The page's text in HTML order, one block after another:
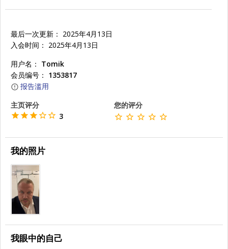
最后一次更新： 2025年4月13日
入会时间： 2025年4月13日
用户名： Tomik
会员编号： 1353817
报告滥用
主页评分
3
您的评分
我的照片
我眼中的自己